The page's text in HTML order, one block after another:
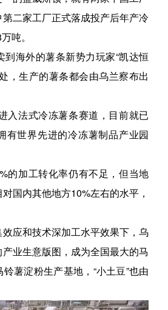
二家工厂正式落成投产后年产冷
吨。
海外的薯条新势力玩家“凯达恒
，生产的薯条都会由乌兰察布出
入法式冷冻薯条赛道，目前就已
有世界先进的冷冻薯制品产业园
的加工转化率仍有不足，但当地
国内其他地方10%左右的水平，
应和技术深加工水平效果下，乌
业生意版图，成为全国最大的马
薯淀粉生产基地，“小土豆”也由